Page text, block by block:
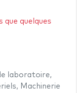
que quelques
laboratoire,
, Machinerie